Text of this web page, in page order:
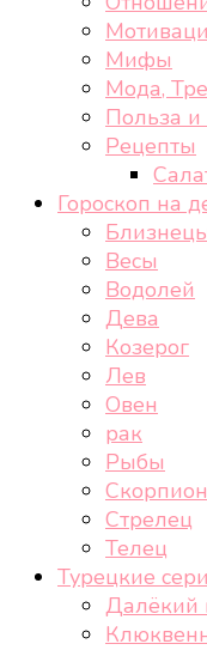
Мифы
Мода,
Польза и
Рецепты
Гороскоп на
Весы
Водолей
Дева
Козерог
Лев
Овен
рак
Рыбы
Скорпион
Стрелец
Телец
Турецкие
Далёкий